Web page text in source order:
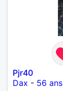
Pjr40
Dax - 56 ans